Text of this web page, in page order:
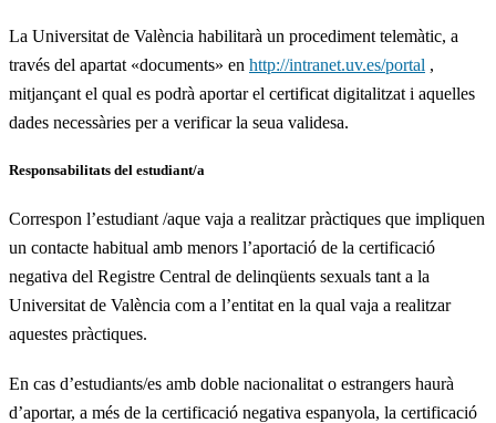
La Universitat de València habilitarà un procediment telemàtic, a
través del apartat «documents» en http://intranet.uv.es/portal ,
mitjançant el qual es podrà aportar el certificat digitalitzat i aquelles
dades necessàries per a verificar la seua validesa.
Responsabilitats del estudiant/a
Correspon l’estudiant /aque vaja a realitzar pràctiques que impliquen
un contacte habitual amb menors l’aportació de la certificació
negativa del Registre Central de delinqüents sexuals tant a la
Universitat de València com a l’entitat en la qual vaja a realitzar
aquestes pràctiques.
En cas d’estudiants/es amb doble nacionalitat o estrangers haurà
d’aportar, a més de la certificació negativa espanyola, la certificació